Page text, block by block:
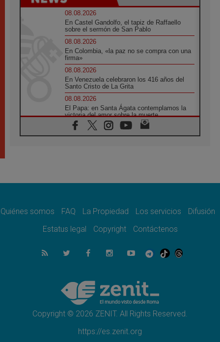
08.08.2026
En Castel Gandolfo, el tapiz de Raffaello
sobre el sermón de San Pablo
08.08.2026
En Colombia, «la paz no se compra con una
firma»
08.08.2026
En Venezuela celebraron los 416 años del
Santo Cristo de La Grita
08.08.2026
El Papa: en Santa Ágata contemplamos la
victoria del amor sobre la muerte
08.08.2026
León XIV visitará el Santuario de la Madre
07.08.2026
07.08.2026
el compromiso del cristiano"
La matanza de niños en Gaza no cesa: 300
muertos en 300 días
Tagle: La guerra desfigura el mundo, solo la
revelación de Dios lo transfigura
Quiénes somos FAQ La Propiedad Los servicios
Difusión
Estatus legal
Copyright Contáctenos
Copyright © 2026 ZENIT. All Rights Reserved.
https://es.zenit.org